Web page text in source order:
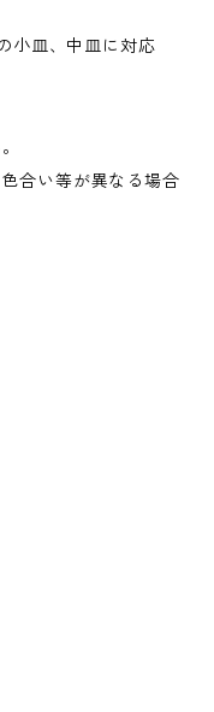
小皿、中皿に対応
合い等が異なる場合